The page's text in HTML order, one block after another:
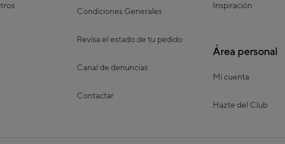
Condiciones Generales
Revisa el estado de tu pedido
Canal de denuncias
Contactar
Inspiración
Área personal
Mi cuenta
Hazte del Club